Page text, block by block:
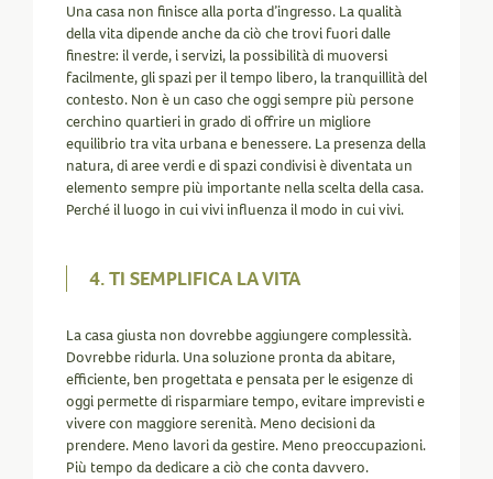
Una casa non finisce alla porta d’ingresso. La qualità
della vita dipende anche da ciò che trovi fuori dalle
finestre: il verde, i servizi, la possibilità di muoversi
facilmente, gli spazi per il tempo libero, la tranquillità del
contesto. Non è un caso che oggi sempre più persone
cerchino quartieri in grado di offrire un migliore
equilibrio tra vita urbana e benessere. La presenza della
natura, di aree verdi e di spazi condivisi è diventata un
elemento sempre più importante nella scelta della casa.
Perché il luogo in cui vivi influenza il modo in cui vivi.
4. TI SEMPLIFICA LA VITA
La casa giusta non dovrebbe aggiungere complessità.
Dovrebbe ridurla. Una soluzione pronta da abitare,
efficiente, ben progettata e pensata per le esigenze di
oggi permette di risparmiare tempo, evitare imprevisti e
vivere con maggiore serenità. Meno decisioni da
prendere. Meno lavori da gestire. Meno preoccupazioni.
Più tempo da dedicare a ciò che conta davvero.